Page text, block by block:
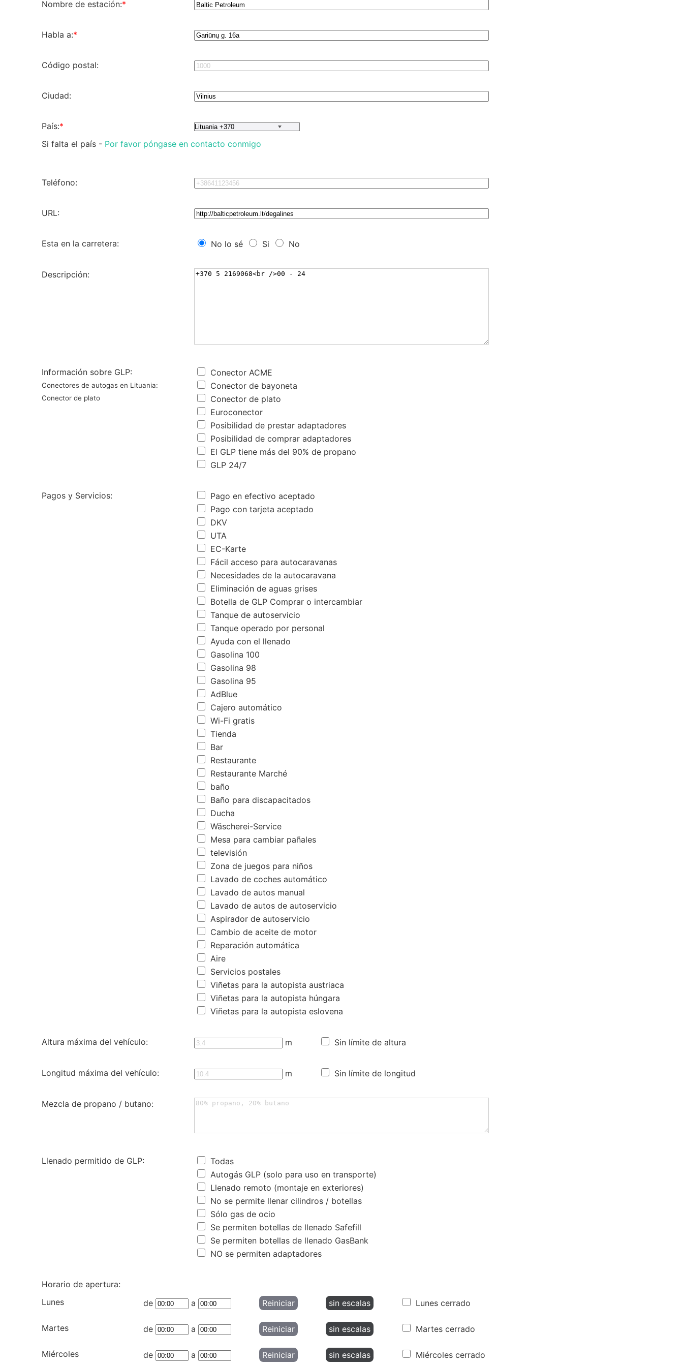
Nombre de estación:*
Habla a:*
Código postal:
Ciudad:
País:*
Si falta el país - Por favor póngase en contacto conmigo
Teléfono:
URL:
Esta en la carretera: No lo sé Si No
Descripción:
Información sobre GLP:
Conectores de autogas en Lituania:
Conector de plato
Conector ACME
Conector de bayoneta
Conector de plato
Euroconector
Posibilidad de prestar adaptadores
Posibilidad de comprar adaptadores
El GLP tiene más del 90% de propano
GLP 24/7
Pagos y Servicios:
Pago en efectivo aceptado
Pago con tarjeta aceptado
DKV
UTA
EC-Karte
Fácil acceso para autocaravanas
Necesidades de la autocaravana
Eliminación de aguas grises
Botella de GLP Comprar o intercambiar
Tanque de autoservicio
Tanque operado por personal
Ayuda con el llenado
Gasolina 100
Gasolina 98
Gasolina 95
AdBlue
Cajero automático
Wi-Fi gratis
Tienda
Bar
Restaurante
Restaurante Marché
baño
Baño para discapacitados
Ducha
Wäscherei-Service
Mesa para cambiar pañales
televisión
Zona de juegos para niños
Lavado de coches automático
Lavado de autos manual
Lavado de autos de autoservicio
Aspirador de autoservicio
Cambio de aceite de motor
Reparación automática
Aire
Servicios postales
Viñetas para la autopista austriaca
Viñetas para la autopista húngara
Viñetas para la autopista eslovena
Altura máxima del vehículo: m Sin límite de altura
Longitud máxima del vehículo: m Sin límite de longitud
Mezcla de propano / butano:
Llenado permitido de GLP:
Todas
Autogás GLP (solo para uso en transporte)
Llenado remoto (montaje en exteriores)
No se permite llenar cilindros / botellas
Sólo gas de ocio
Se permiten botellas de llenado Safefill
Se permiten botellas de llenado GasBank
NO se permiten adaptadores
Horario de apertura:
Lunes
de a Reiniciar sin escalas Lunes cerrado
Martes de a Reiniciar sin escalas Martes cerrado
Miércoles de a Reiniciar sin escalas Miércoles cerrado